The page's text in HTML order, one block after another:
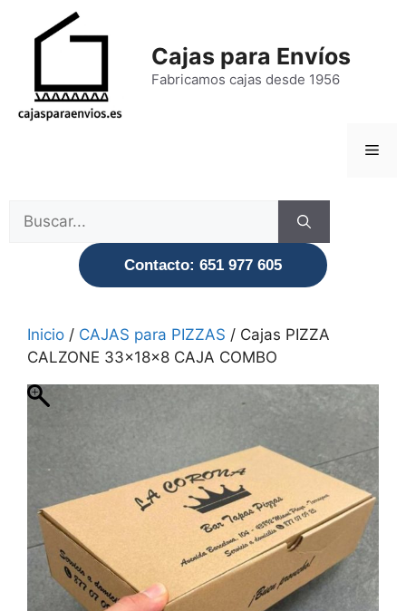
Cajas para Envíos
Fabricamos cajas desde 1956
Buscar:
Contacto: 651 977 605
Inicio / CAJAS para PIZZAS / Cajas PIZZA
CALZONE 33x18x8 CAJA COMBO